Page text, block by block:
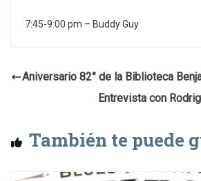
7:45-9:00 pm – Buddy Guy
Aniversario 82° de la Biblioteca
Entrevista con
También te puede